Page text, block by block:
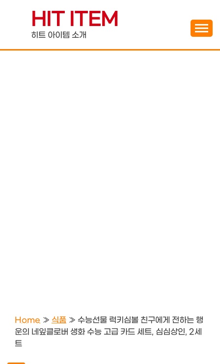
contentHIT ITEM
히트 아이템 소개
Home » 식품 » 수능선물 럭키심볼 친구에게 전하는 행
운의 네잎클로버 생화 수능 고급 카드 세트, 심심상인, 2세
트